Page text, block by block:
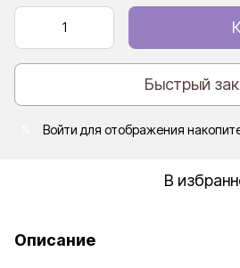
Быстрый
Войти для отображения
В
Описание